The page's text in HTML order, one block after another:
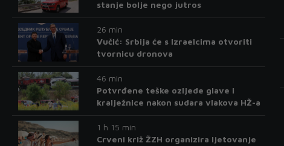
stanje bolje nego jutros
26 min
Vučić: Srbija će s Izraelcima otvoriti
tvornicu dronova
46 min
Potvrđene teške ozljede glave i
kralježnice nakon sudara vlakova HŽ-a
1 h 15 min
Crveni križ ŽZH organizira ljetovanje